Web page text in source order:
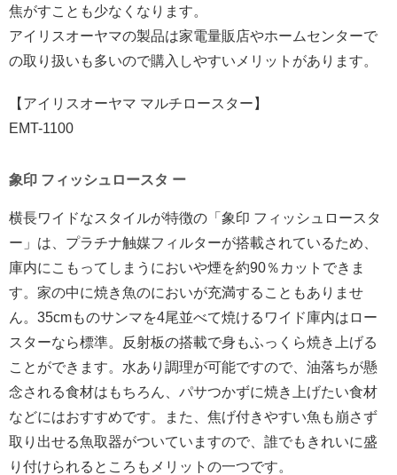
焦がすことも少なくなります。
アイリスオーヤマの製品は家電量販店やホームセンターで
の取り扱いも多いので購入しやすいメリットがあります。
【アイリスオーヤマ マルチロースター】
EMT-1100
象印 フィッシュロースタ ー
横長ワイドなスタイルが特徴の「象印 フィッシュロースタ
ー」は、プラチナ触媒フィルターが搭載されているため、
庫内にこもってしまうにおいや煙を約90％カットできま
す。家の中に焼き魚のにおいが充満することもありませ
ん。35cmものサンマを4尾並べて焼けるワイド庫内はロー
スターなら標準。反射板の搭載で身もふっくら焼き上げる
ことができます。水あり調理が可能ですので、油落ちが懸
念される食材はもちろん、パサつかずに焼き上げたい食材
などにはおすすめです。また、焦げ付きやすい魚も崩さず
取り出せる魚取器がついていますので、誰でもきれいに盛
り付けられるところもメリットの一つです。